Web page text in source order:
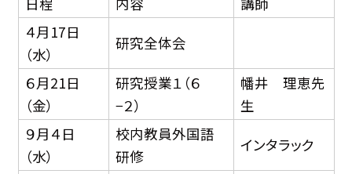
４月17日
（水）
研究全体会
６月21日
（金）
研究授業１（６
−２）
幡井 理恵先
生
９月４日
（水）
校内教員外国語
研修
インタラック